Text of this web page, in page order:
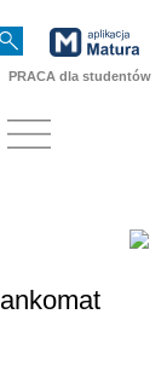
PRACA dla studentów